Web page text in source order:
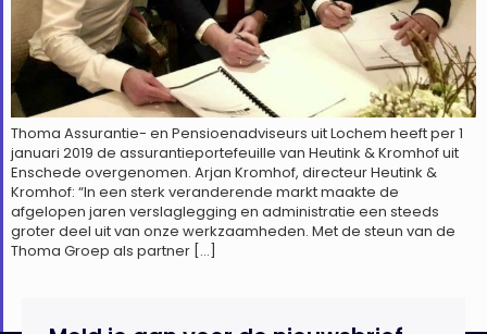
Thoma Assurantie- en Pensioenadviseurs uit Lochem heeft per 1
januari 2019 de assurantieportefeuille van Heutink & Kromhof uit
Enschede overgenomen. Arjan Kromhof, directeur Heutink &
Kromhof: “In een sterk veranderende markt maakte de
afgelopen jaren verslaglegging en administratie een steeds
groter deel uit van onze werkzaamheden. Met de steun van de
Thoma Groep als partner […]